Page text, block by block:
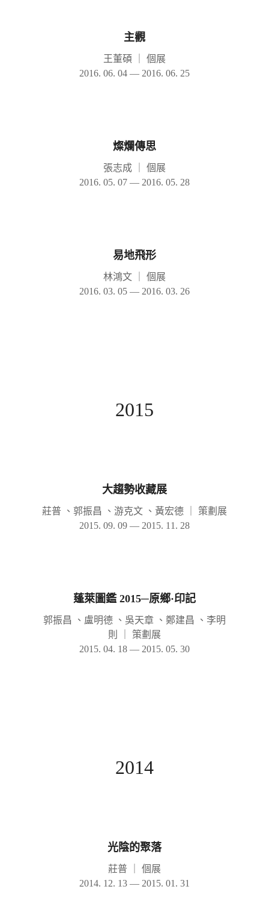
主觀
王董碩
個展
2016. 06. 04 — 2016. 06. 25
燦爛傳思
張志成
個展
2016. 05. 07 — 2016. 05. 28
易地飛形
林鴻文
個展
2016. 03. 05 — 2016. 03. 26
2015
大趨勢收藏展
莊普 、郭振昌 、游克文 、黃宏德
策劃展
2015. 09. 09 — 2015. 11. 28
蓬萊圖鑑 2015─原鄉·印記
郭振昌 、盧明德 、吳天章 、鄭建昌 、李明
則
策劃展
2015. 04. 18 — 2015. 05. 30
2014
光陰的聚落
莊普
個展
2014. 12. 13 — 2015. 01. 31